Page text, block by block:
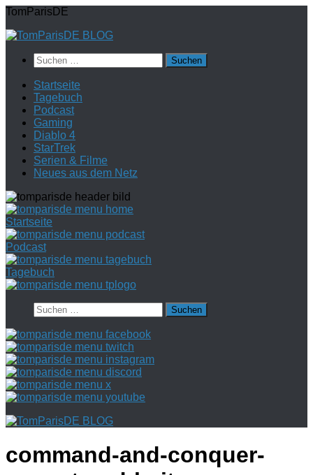
Zum
springen
TomParisDE
Suchen
nach:
Startseite
Tagebuch
Podcast
Gaming
Diablo 4
StarTrek
Serien & Filme
Neues aus dem Netz
Startseite
Podcast
Tagebuch
Suchen
nach:
command-and-conquer-